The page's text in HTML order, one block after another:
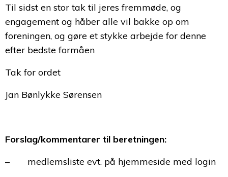
Til sidst en stor tak til jeres fremmøde, og
engagement og håber alle vil bakke op om
foreningen, og gøre et stykke arbejde for denne
efter bedste formåen
Tak for ordet
Jan Bønlykke Sørensen
Forslag/kommentarer til beretningen:
– medlemsliste evt. på hjemmeside med login